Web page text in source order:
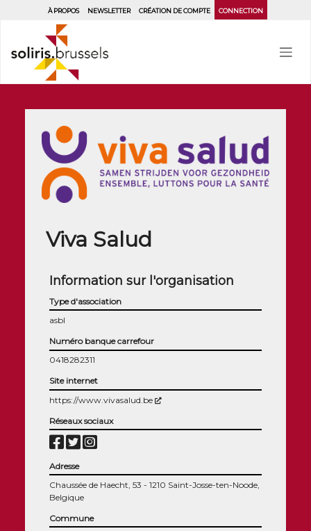
À PROPOS NEWSLETTER CRÉATION DE COMPTE CONNECTION
Viva Salud
Information sur l'organisation
Type d'association
asbl
Numéro banque carrefour
0418282311
Site internet
https://www.vivasalud.be (Nouvelle fenêtre)
Réseaux sociaux
Adresse
Chaussée de Haecht, 53 - 1210 Saint-Josse-ten-Noode,
Belgique
Commune